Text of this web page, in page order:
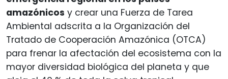
amazónicos y crear una Fuerza de Tarea
Ambiental adscrita a la Organización del
Tratado de Cooperación Amazónica (OTCA)
para frenar la afectación del ecosistema con la
mayor diversidad biológica del planeta y que